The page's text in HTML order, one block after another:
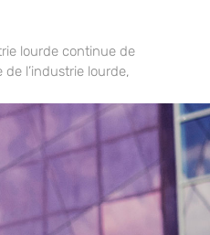
lourde continue de
l’industrie lourde,